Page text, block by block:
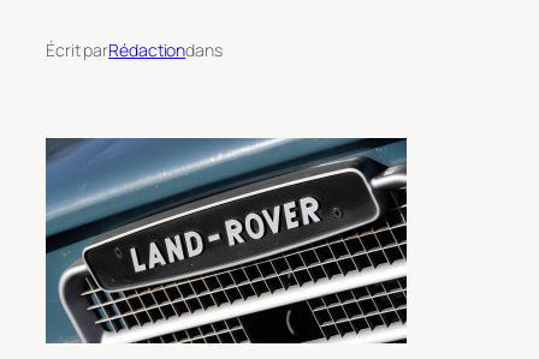
Écrit parRédactiondans